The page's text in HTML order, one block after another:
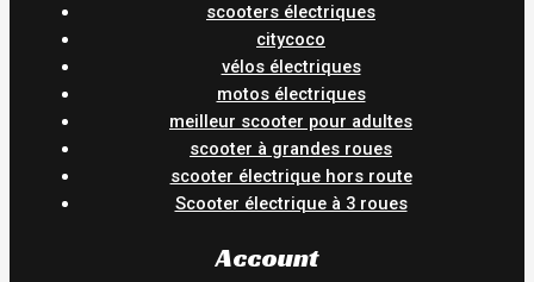
scooters électriques
citycoco
vélos électriques
motos électriques
meilleur scooter pour adultes
scooter à grandes roues
scooter électrique hors route
Scooter électrique à 3 roues
Account